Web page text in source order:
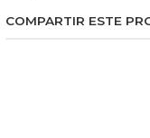
COMPARTIR ESTE